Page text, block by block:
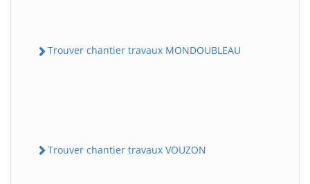
Trouver chantier travaux MONDOUBLEAU
Trouver chantier travaux VOUZON